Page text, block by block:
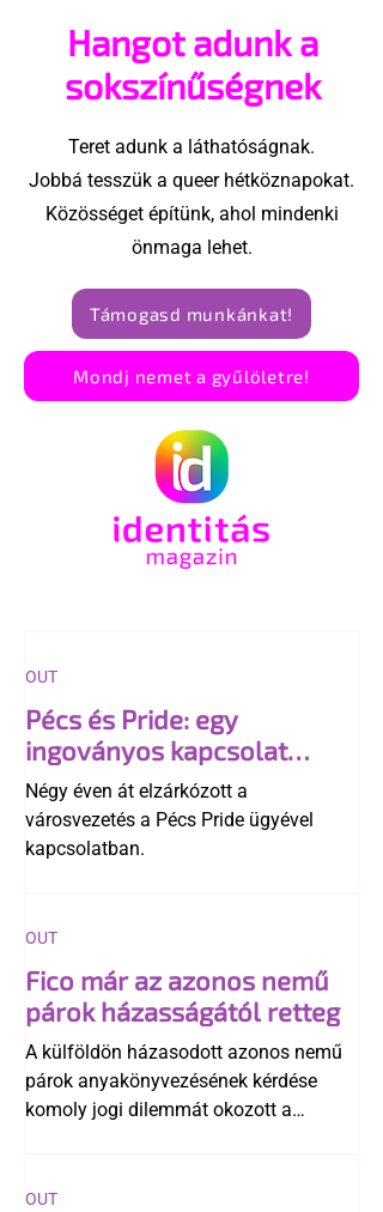
ünnepségnek nevezni
az eseményt- a BBC
ezért törölte vele az
interjút
Hangot adunk a
sokszínűségnek
Teret adunk a láthatóságnak.
Jobbá tesszük a queer hétköznapokat.
Közösséget építünk, ahol mindenki
önmaga lehet.
Támogasd munkánkat!
Mondj nemet a gyűlöletre!
Pécs és Pride: egy
ingoványos kapcsolat
története
Négy éven át elzárkózott a
városvezetés a Pécs Pride ügyével
kapcsolatban.
OUT
Fico már az azonos nemű
párok házasságától retteg
A külföldön házasodott azonos nemű
párok anyakönyvezésének kérdése
komoly jogi dilemmát okozott a
egyértelműen tiltja a házasságuk
OUT
OUT